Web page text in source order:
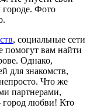
городе. Фото
, социальные сети
помогут вам найти
Однако,
для знакомств,
Что же
партнерами,
город любви! Кто